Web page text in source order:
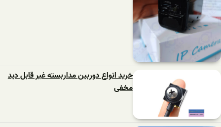
خرید انواع دوربین مداربسته غیر قابل دید
مخفی